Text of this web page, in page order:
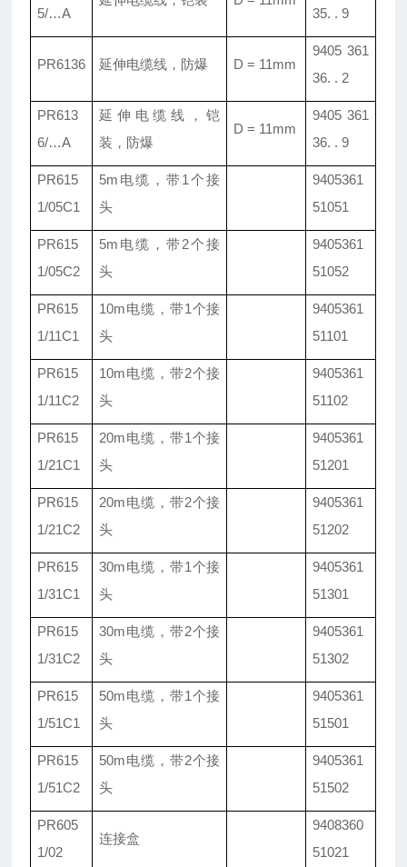
5/…A
35. . 9
PR6136 延伸电缆线 ， 防爆 D = 11mm
9405 361
36. . 2
PR613
6/…A
延伸电缆线 ，铠
装 ， 防爆
D = 11mm
9405 361
36. . 9
PR615
1/05C1
5m电缆，带1个接
头
9405361
51051
PR615
1/05C2
5m电缆，带2个接
头
9405361
51052
PR615
1/11C1
10m电缆，带1个接
头
9405361
51101
PR615
1/11C2
10m电缆，带2个接
头
9405361
51102
PR615
1/21C1
20m电缆，带1个接
头
9405361
51201
PR615
1/21C2
20m电缆，带2个接
头
9405361
51202
PR615
1/31C1
30m电缆，带1个接
头
9405361
51301
PR615
1/31C2
30m电缆，带2个接
头
9405361
51302
PR615
1/51C1
50m电缆，带1个接
头
9405361
51501
PR615
1/51C2
50m电缆，带2个接
头
9405361
51502
PR605
1/02
连接盒
9408360
51021